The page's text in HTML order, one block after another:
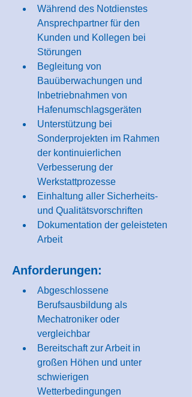
Während des Notdienstes
Ansprechpartner für den
Kunden und Kollegen bei
Störungen
Begleitung von
Bauüberwachungen und
Inbetriebnahmen von
Hafenumschlagsgeräten
Unterstützung bei
Sonderprojekten im Rahmen
der kontinuierlichen
Verbesserung der
Werkstattprozesse
Einhaltung aller Sicherheits-
und Qualitätsvorschriften
Dokumentation der geleisteten
Arbeit
Anforderungen:
Abgeschlossene
Berufsausbildung als
Mechatroniker oder
vergleichbar
Bereitschaft zur Arbeit in
großen Höhen und unter
schwierigen
Wetterbedingungen